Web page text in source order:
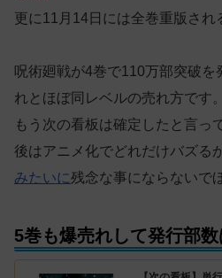
更に11月14日には全巻重版され
呪術廻戦が4巻で110万部突破を
れとほぼ同レベルの売れ方です。
もう次の看板は確定したと言っ
後はアニメ化でどれだけバズる
みたいに残念な事にならないで
5巻も爆売れして発行部